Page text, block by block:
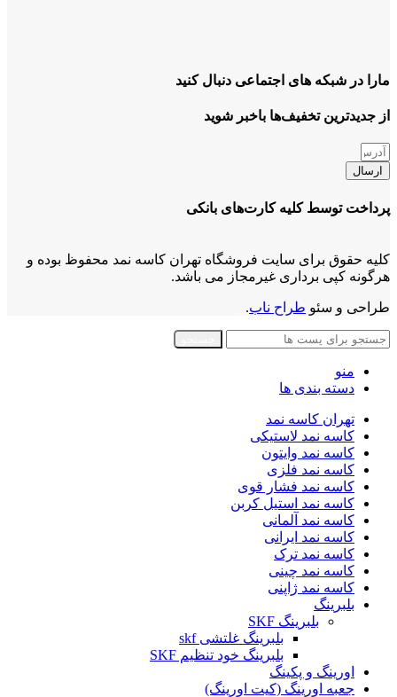
مارا در شبکه های اجتماعی دنبال کنید
از جدیدترین تخفیف‌ها باخبر شوید
ارسال
پرداخت توسط کلیه کارت‌های بانکی
کلیه حقوق برای سایت فروشگاه تهران کاسه نمد محفوظ بوده و
هرگونه کپی برداری غیرمجاز می باشد.
طراحی و سئو طراح ناب.
منو
دسته بندی ها
تهران کاسه نمد
کاسه نمد لاستیکی
کاسه نمد وایتون
کاسه نمد فلزی
کاسه نمد فشار قوی
کاسه نمد استیل کربن
کاسه نمد آلمانی
کاسه نمد ایرانی
کاسه نمد ترک
کاسه نمد چینی
کاسه نمد ژاپنی
بلبرینگ
بلبرینگ SKF
بلبرینگ غلتشی skf
بلبرینگ خود تنظیم SKF
اورینگ و پکینگ
جعبه اورینگ (کیت اورینگ)